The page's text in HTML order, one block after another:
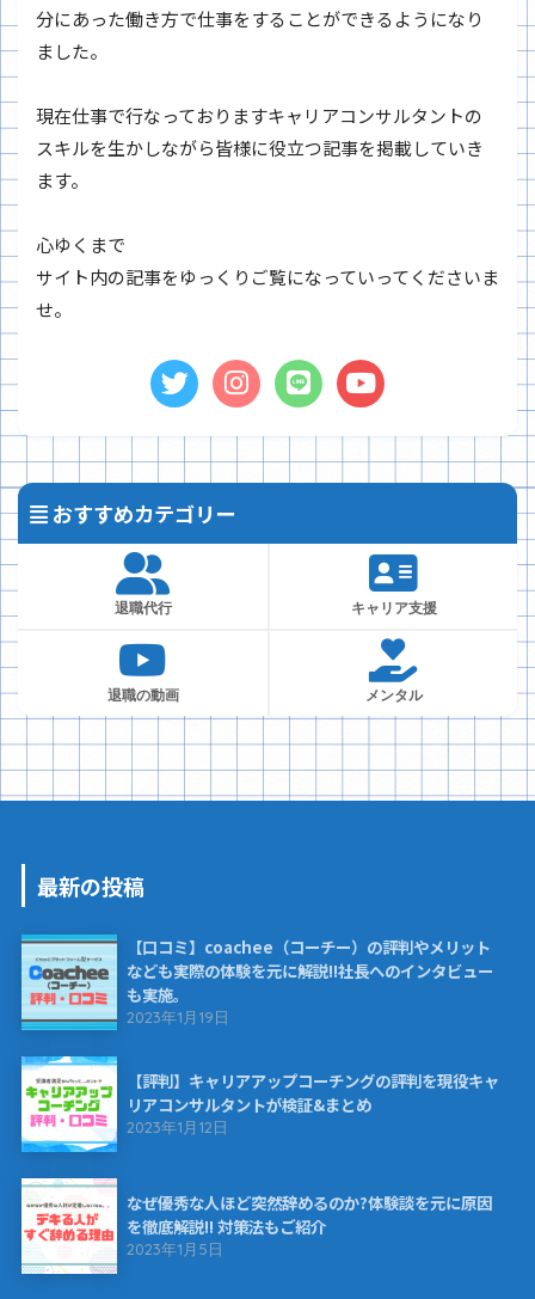
分にあった働き方で仕事をすることができるようになり
ました。
現在仕事で行なっておりますキャリアコンサルタントの
スキルを生かしながら皆様に役立つ記事を掲載していき
ます。
心ゆくまで
サイト内の記事をゆっくりご覧になっていってくださいま
せ。
おすすめカテゴリー
退職代行 キャリア支援
退職の動画 メンタル
最新の投稿
【口コミ】coachee（コーチー）の評判やメリット
なども実際の体験を元に解説!!社長へのインタビュー
も実施。
2023年1月19日
【評判】キャリアアップコーチングの評判を現役キャ
リアコンサルタントが検証&まとめ
2023年1月12日
なぜ優秀な人ほど突然辞めるのか?体験談を元に原因
を徹底解説!! 対策法もご紹介
2023年1月5日